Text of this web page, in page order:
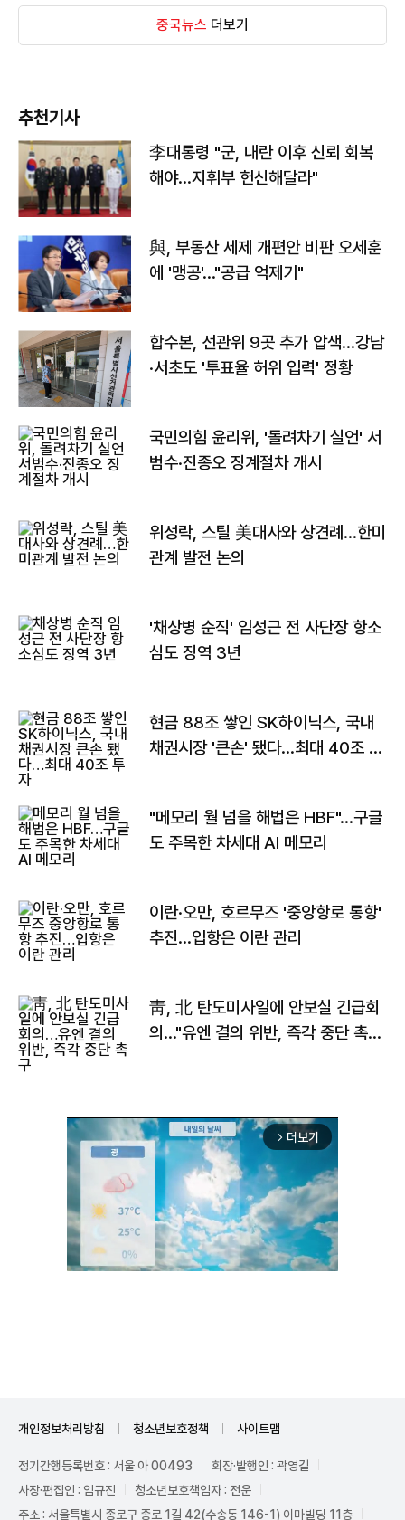
중국뉴스 더보기
추천기사
李대통령 "군, 내란 이후 신뢰 회복
해야…지휘부 헌신해달라"
與, 부동산 세제 개편안 비판 오세훈
에 '맹공'…"공급 억제기"
합수본, 선관위 9곳 추가 압색…강남
·서초도 '투표율 허위 입력' 정황
국민의힘 윤리위, '돌려차기 실언' 서
범수·진종오 징계절차 개시
위성락, 스틸 美대사와 상견례…한미
관계 발전 논의
'채상병 순직' 임성근 전 사단장 항소
심도 징역 3년
현금 88조 쌓인 SK하이닉스, 국내
채권시장 '큰손' 됐다…최대 40조 투
"메모리 월 넘을 해법은 HBF"…구글
도 주목한 차세대 AI 메모리
이란·오만, 호르무즈 '중앙항로 통항'
추진…입항은 이란 관리
靑, 北 탄도미사일에 안보실 긴급회
의…"유엔 결의 위반, 즉각 중단 촉
arrow_forward_ios 더보기
개인정보처리방침 청소년보호정책 사이트맵
정기간행등록번호 : 서울 아 00493
회장·발행인 : 곽영길
사장·편집인 : 임규진
청소년보호책임자 : 전운
주소 : 서울특별시 종로구 종로 1길 42(수송동 146-1) 이마빌딩 11층